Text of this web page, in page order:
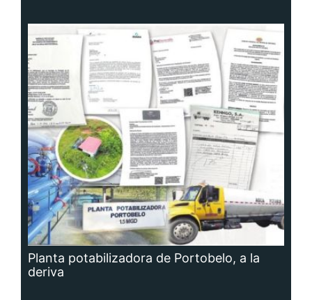
Planta potabilizadora de Portobelo, a la
deriva